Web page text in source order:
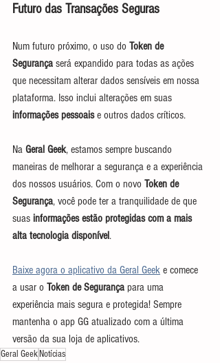
Futuro das Transações Seguras
Num futuro próximo, o uso do Token de
Segurança será expandido para todas as ações
que necessitam alterar dados sensíveis em nossa
plataforma. Isso inclui alterações em suas
informações pessoais e outros dados críticos.
Na Geral Geek, estamos sempre buscando
maneiras de melhorar a segurança e a experiência
dos nossos usuários. Com o novo Token de
Segurança, você pode ter a tranquilidade de que
suas informações estão protegidas com a mais
alta tecnologia disponível.
Baixe agora o aplicativo da Geral Geek e comece
a usar o Token de Segurança para uma
experiência mais segura e protegida! Sempre
mantenha o app GG atualizado com a última
versão da sua loja de aplicativos.
Geral Geek Notícias